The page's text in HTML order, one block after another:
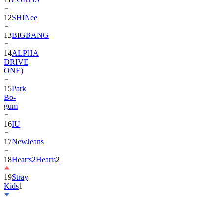
13BIGBANG
14ALPHA
DRIVE
ONE)
15Park
Bo-
gum
16IU
17NewJeans
18Hearts2Hearts
19Stray
Kids
20ASTRO